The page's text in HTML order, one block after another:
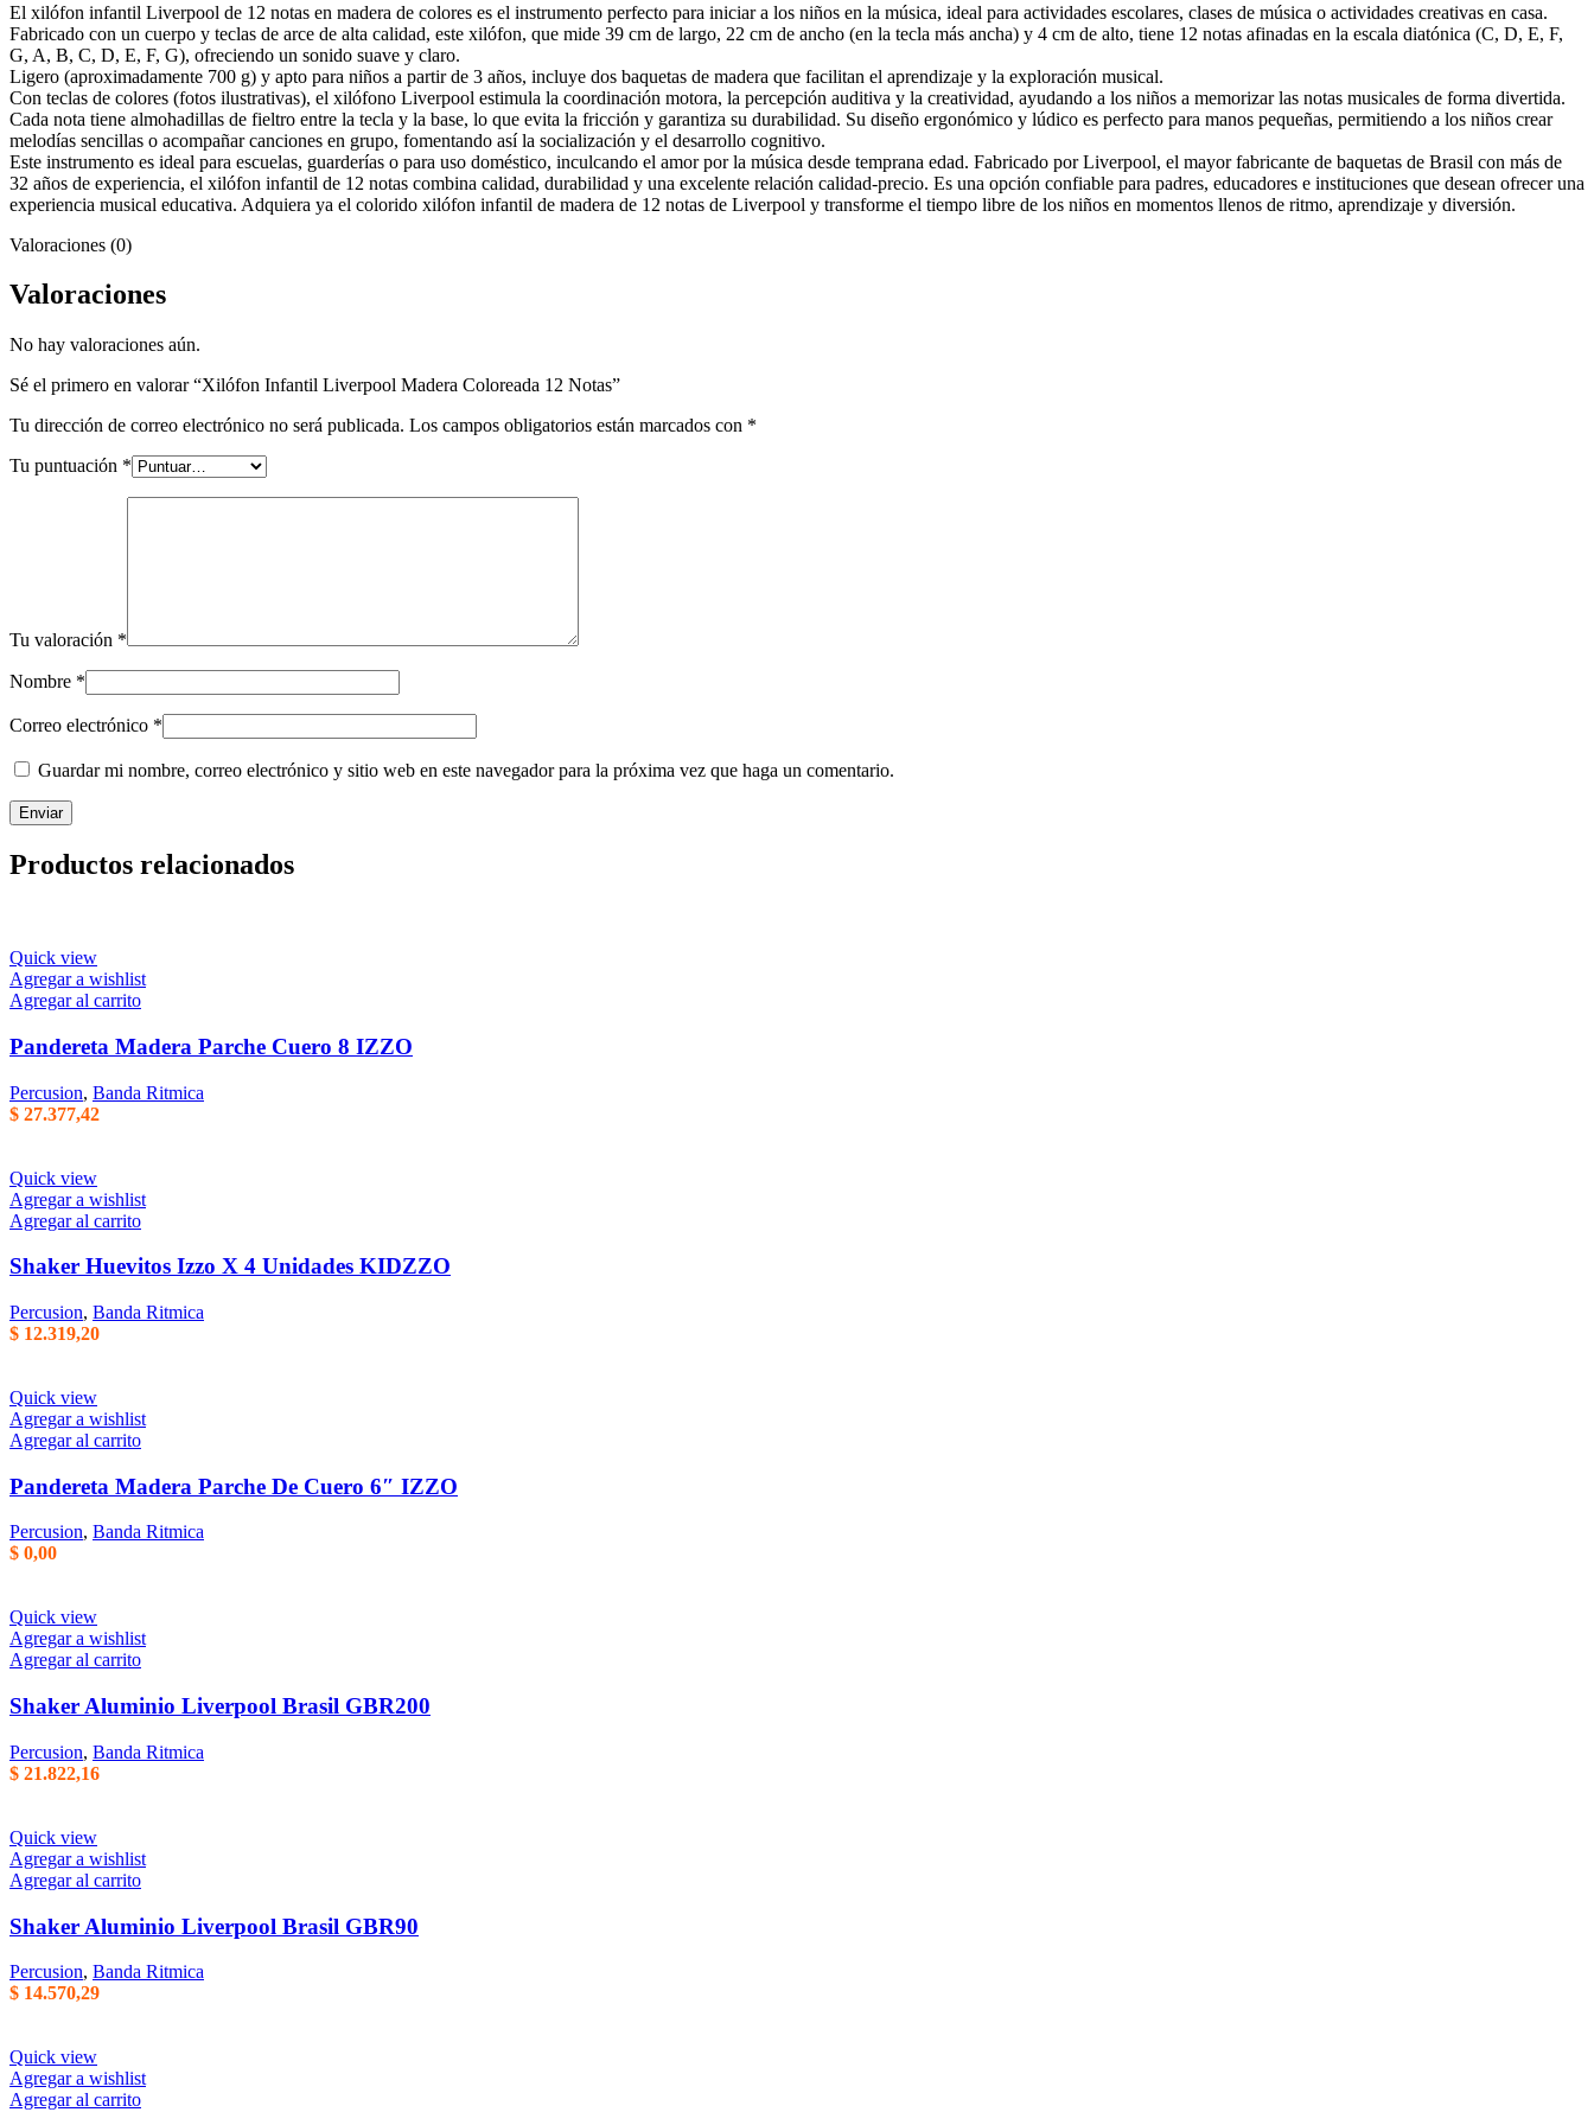
El xilófon infantil Liverpool de 12 notas en madera de colores es el instrumento perfecto para iniciar a los niños en la música, ideal para actividades escolares, clases de música o actividades creativas en casa.
Fabricado con un cuerpo y teclas de arce de alta calidad, este xilófon, que mide 39 cm de largo, 22 cm de ancho (en la tecla más ancha) y 4 cm de alto, tiene 12 notas afinadas en la escala diatónica (C, D, E, F,
G, A, B, C, D, E, F, G), ofreciendo un sonido suave y claro.
Ligero (aproximadamente 700 g) y apto para niños a partir de 3 años, incluye dos baquetas de madera que facilitan el aprendizaje y la exploración musical.
Con teclas de colores (fotos ilustrativas), el xilófono Liverpool estimula la coordinación motora, la percepción auditiva y la creatividad, ayudando a los niños a memorizar las notas musicales de forma divertida.
Cada nota tiene almohadillas de fieltro entre la tecla y la base, lo que evita la fricción y garantiza su durabilidad. Su diseño ergonómico y lúdico es perfecto para manos pequeñas, permitiendo a los niños crear
melodías sencillas o acompañar canciones en grupo, fomentando así la socialización y el desarrollo cognitivo.
Este instrumento es ideal para escuelas, guarderías o para uso doméstico, inculcando el amor por la música desde temprana edad. Fabricado por Liverpool, el mayor fabricante de baquetas de Brasil con más de
32 años de experiencia, el xilófon infantil de 12 notas combina calidad, durabilidad y una excelente relación calidad-precio. Es una opción confiable para padres, educadores e instituciones que desean ofrecer una
experiencia musical educativa. Adquiera ya el colorido xilófon infantil de madera de 12 notas de Liverpool y transforme el tiempo libre de los niños en momentos llenos de ritmo, aprendizaje y diversión.
Valoraciones (0)
Valoraciones
No hay valoraciones aún.
Sé el primero en valorar “Xilófon Infantil Liverpool Madera Coloreada 12 Notas”
Tu dirección de correo electrónico no será publicada. Los campos obligatorios están marcados con *
Tu puntuación *
Tu valoración *
Nombre *
Correo electrónico *
Guardar mi nombre, correo electrónico y sitio web en este navegador para la próxima vez que haga un comentario.
Productos relacionados
Quick view
Agregar a wishlist
Agregar al carrito
Pandereta Madera Parche Cuero 8 IZZO
Percusion, Banda Ritmica
$ 27.377,42
Quick view
Agregar a wishlist
Agregar al carrito
Shaker Huevitos Izzo X 4 Unidades KIDZZO
Percusion, Banda Ritmica
$ 12.319,20
Quick view
Agregar a wishlist
Agregar al carrito
Pandereta Madera Parche De Cuero 6″ IZZO
Percusion, Banda Ritmica
$ 0,00
Quick view
Agregar a wishlist
Agregar al carrito
Shaker Aluminio Liverpool Brasil GBR200
Percusion, Banda Ritmica
$ 21.822,16
Quick view
Agregar a wishlist
Agregar al carrito
Shaker Aluminio Liverpool Brasil GBR90
Percusion, Banda Ritmica
$ 14.570,29
Quick view
Agregar a wishlist
Agregar al carrito